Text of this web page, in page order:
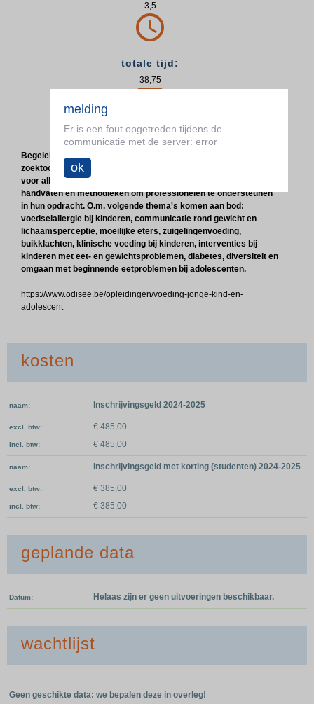
3,5

totale tijd:
38,75
doelgroep:
Begeleiden van kinderen, jongeren en hun ouders in hun
zoektocht naar juiste voedingsgewoonten is een grote uitdaging
voor alle voedings-en dieetkundigen. Deze opleiding biedt
handvaten en methodieken om professionelen te ondersteunen
in hun opdracht. O.m. volgende thema's komen aan bod:
voedselallergie bij kinderen, communicatie rond gewicht en
lichaamsperceptie, moeilijke eters, zuigelingenvoeding,
buikklachten, klinische voeding bij kinderen, interventies bij
kinderen met eet- en gewichtsproblemen, diabetes, diversiteit en
omgaan met beginnende eetproblemen bij adolescenten.
https://www.odisee.be/opleidingen/voeding-jonge-kind-en-
adolescent
kosten
naam Inschrijvingsgeld 2024-2025
excl. btw € 485,00
incl. btw € 485,00
naam Inschrijvingsgeld met korting (studenten) 2024-2025
excl. btw € 385,00
incl. btw € 385,00
geplande data
Datum Helaas zijn er geen uitvoeringen beschikbaar.
wachtlijst
Geen geschikte data: we bepalen deze in overleg!
melding
Er is een fout opgetreden tijdens de
communicatie met de server: error
ok